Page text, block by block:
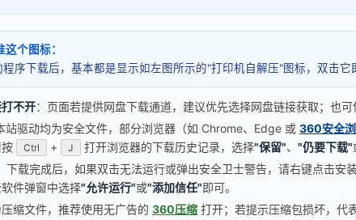
个图标：
序下载后，基本都是显示如左图所示的"打印机自解压"图标，双击它
不开：页面若提供网盘下载通道，建议优先选择网盘链接获取；也可
站驱动均为安全文件，部分浏览器（如 Chrome、Edge 或 360安全
Ctrl + J 打开浏览器的下载历史记录，选择"保留"、 "仍要下载"
下载完成后，如果双击无法运行或弹出安全卫士警告，请右键点击安
件弹窗中选择"允许运行"或"添加信任"即可。
缩文件，推荐使用无广告的 360压缩 打开；若提示压缩包损坏，代